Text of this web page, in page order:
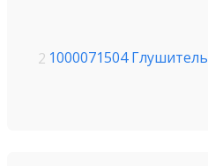
2 1000071504 Глушитель